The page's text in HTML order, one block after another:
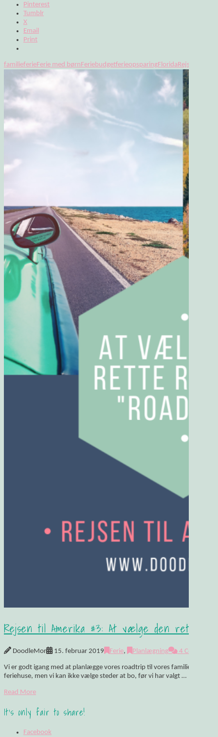
Pinterest
Tumblr
X
Email
Print
familieferieFerie med børnFeriebudgetferieopsparingFloridaRejse
Rejsen til Amerika #3: At vælge den rette
DoodleMor 15. februar 2019 Ferie, Planlægning 4 Comments
Vi er godt igang med at planlægge vores roadtrip til vores familieferie i
feriehuse, men vi kan ikke vælge steder at bo, før vi har valgt …
Read More
It's only fair to share!
Facebook